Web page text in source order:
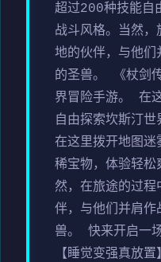
超过200种技能自
战斗风格。当然
地的伙伴，与他们
的圣兽。 《杖剑
界冒险手游。 在
自由探索坎斯汀
在这里拨开地图迷
稀宝物，体验轻松
然，在旅途的过
伴，与他们并肩作
兽。 快来开启一
【睡觉变强真放